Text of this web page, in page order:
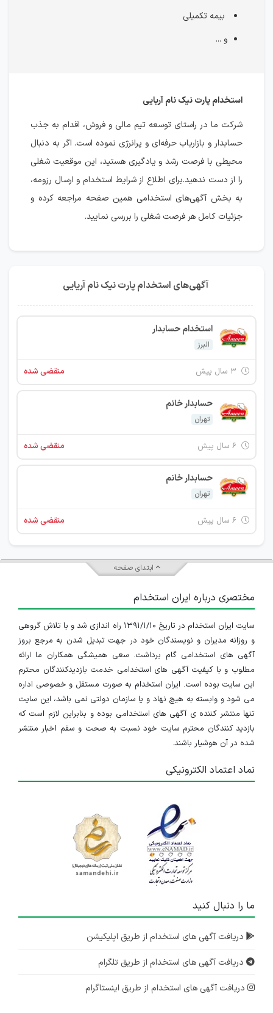
بیمه تکمیلی
و ...
استخدام پارت نیک نام آریایی
شرکت ما در راستای توسعه تیم مالی و فروش، اقدام به جذب
حسابدار و بازاریاب حرفه‌ای و پرانرژی نموده است. اگر به دنبال
محیطی با فرصت رشد و یادگیری هستید، این موقعیت شغلی
را از دست ندهید.برای اطلاع از شرایط استخدام و ارسال رزومه،
به بخش آگهی‌های استخدامی همین صفحه مراجعه کرده و
جزئیات کامل هر فرصت شغلی را بررسی نمایید.
آگهی‌های استخدام پارت نیک نام آریایی
استخدام حسابدار
البرز
منقضی شده
حسابدار خانم
تهران
منقضی شده
حسابدار خانم
تهران
منقضی شده
ابتدای صفحه
مختصری درباره ایران استخدام
سایت ایران استخدام در تاریخ ۱۳۹۱/۱/۱۰ راه اندازی شد و با تلاش گروهی
و روزانه مدیران و نویسندگان خود در جهت تبدیل شدن به مرجع بروز
آگهی های استخدامی گام برداشت. سعی همیشگی همکاران ما ارائه
مطلوب و با کیفیت آگهی های استخدامی خدمت بازدیدکنندگان محترم
این سایت بوده است. ایران استخدام به صورت مستقل و خصوصی اداره
می شود و وابسته به هیچ نهاد و یا سازمان دولتی نمی باشد، این سایت
تنها منتشر کننده ی آگهی های استخدامی بوده و بنابراین لازم است که
بازدید کنندگان محترم سایت خود نسبت به صحت و سقم اخبار منتشر
شده در آن هوشیار باشند.
نماد اعتماد الکترونیکی
ما را دنبال کنید
دریافت آگهی های استخدام از طریق اپلیکیشن
دریافت آگهی های استخدام از طریق تلگرام
دریافت آگهی های استخدام از طریق اینستاگرام